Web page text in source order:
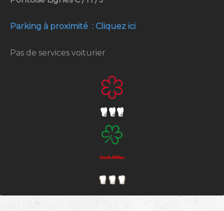
Parking à proximité : Cliquez ici
Pas de services voiturier